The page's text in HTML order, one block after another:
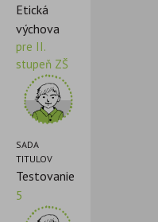
Etická
výchova
pre II.
stupeň ZŠ
SADA
TITULOV
Testovanie
5